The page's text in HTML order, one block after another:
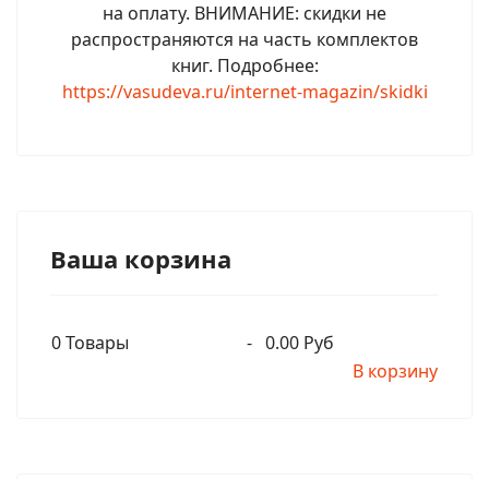
на оплату. ВНИМАНИЕ: скидки не
распространяются на часть комплектов
книг. Подробнее:
https://vasudeva.ru/internet-magazin/skidki
Ваша корзина
0Товары - 0.00 Руб
В корзину